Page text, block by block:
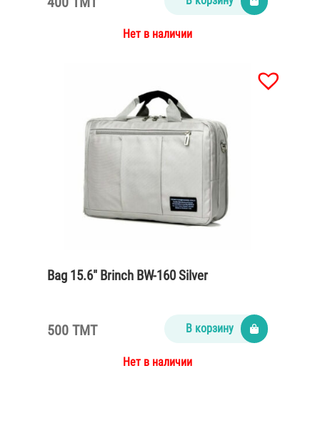
Нет в наличии
Bag 15.6″ Brinch BW-160 Silver
500 TMT В корзину
Нет в наличии